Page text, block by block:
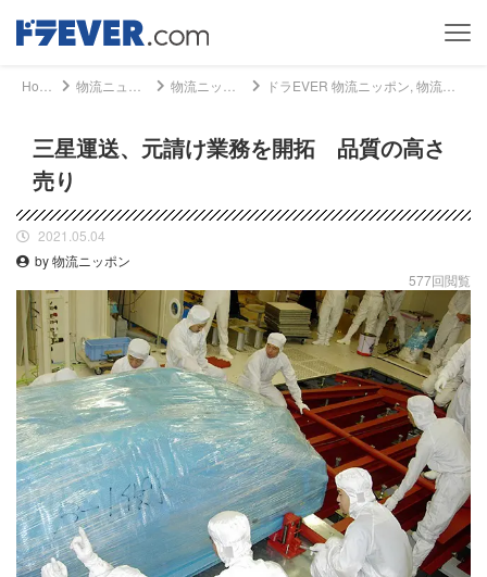
三星運送、元請け業務を開拓 品質の高さ
売り
2021.05.04
by 物流ニッポン
577回閲覧